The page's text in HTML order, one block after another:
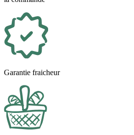
Garantie fraicheur